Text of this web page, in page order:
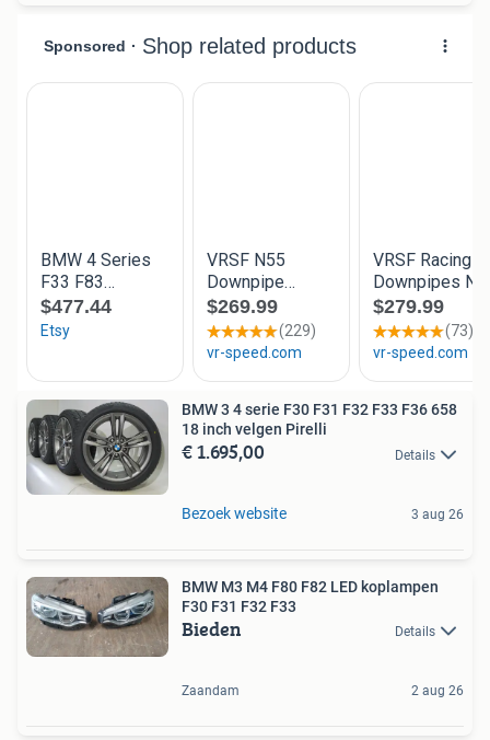
BMW 3 4 serie F30 F31 F32 F33 F36 658
18 inch velgen Pirelli
€ 1.695,00 Details
Bezoek website 3 aug 26
BMW M3 M4 F80 F82 LED koplampen
F30 F31 F32 F33
Bieden Details
Zaandam 2 aug 26